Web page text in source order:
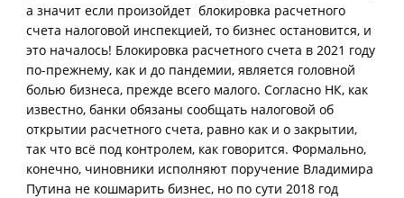
а значит если произойдет блокировка расчетного
счета налоговой инспекцией, то бизнес остановится, и
это началось! Блокировка расчетного счета в 2021 году
по-прежнему, как и до пандемии, является головной
болью бизнеса, прежде всего малого. Согласно НК, как
известно, банки обязаны сообщать налоговой об
открытии расчетного счета, равно как и о закрытии,
так что всё под контролем, как говорится. Формально,
конечно, чиновники исполняют поручение Владимира
Путина не кошмарить бизнес, но по сути 2018 год